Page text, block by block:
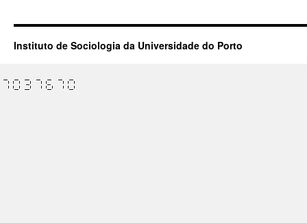
Instituto de Sociologia da Universidade do Porto